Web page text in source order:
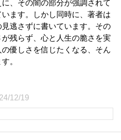
、その闇の部分が強調されて
ます。しかし同時に、著者は
見逃さずに書いています。その
残らず、心と人生の脆さを実
優しさを信じたくなる、そん
。
12/19